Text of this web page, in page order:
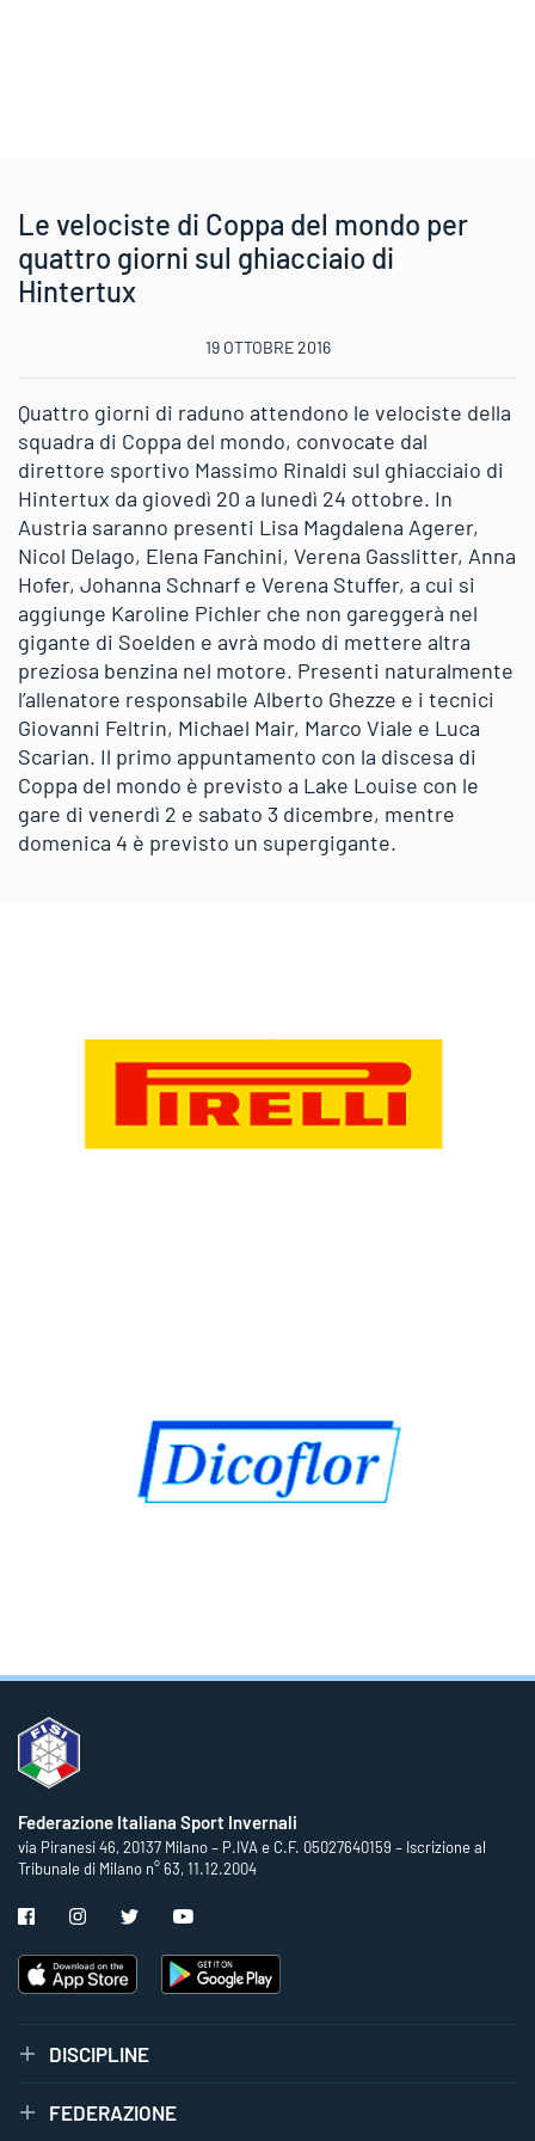
Le velociste di Coppa del mondo per
quattro giorni sul ghiacciaio di
Hintertux
19 OTTOBRE 2016
Quattro giorni di raduno attendono le velociste della
squadra di Coppa del mondo, convocate dal
direttore sportivo Massimo Rinaldi sul ghiacciaio di
Hintertux da giovedì 20 a lunedì 24 ottobre. In
Austria saranno presenti Lisa Magdalena Agerer,
Nicol Delago, Elena Fanchini, Verena Gasslitter, Anna
Hofer, Johanna Schnarf e Verena Stuffer, a cui si
aggiunge Karoline Pichler che non gareggerà nel
gigante di Soelden e avrà modo di mettere altra
preziosa benzina nel motore. Presenti naturalmente
l’allenatore responsabile Alberto Ghezze e i tecnici
Giovanni Feltrin, Michael Mair, Marco Viale e Luca
Scarian. Il primo appuntamento con la discesa di
Coppa del mondo è previsto a Lake Louise con le
gare di venerdì 2 e sabato 3 dicembre, mentre
domenica 4 è previsto un supergigante.
Federazione Italiana Sport Invernali
via Piranesi 46, 20137 Milano – P.IVA e C.F. 05027640159 – Iscrizione al
Tribunale di Milano n° 63, 11.12.2004
DISCIPLINE
FEDERAZIONE